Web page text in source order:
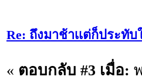
Re: ถึงมาช้าเเต่ก็ประทับ
« ตอบกลับ #3 เมื่อ: